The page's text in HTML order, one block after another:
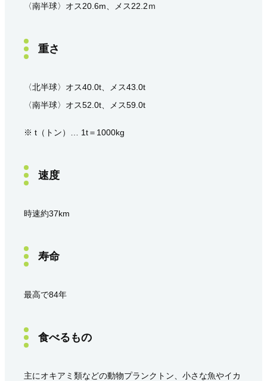
〈南半球〉オス20.6m、メス22.2ｍ
重さ
〈北半球〉オス40.0t、メス43.0t
〈南半球〉オス52.0t、メス59.0t
※ t（トン）… 1t＝1000kg
速度
時速約37km
寿命
最高で84年
食べるもの
主にオキアミ類などの動物プランクトン、小さな魚やイカ